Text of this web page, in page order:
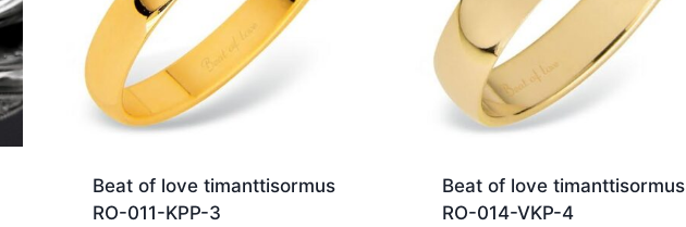
Beat of love timanttisormus
RO-011-KPP-3
Beat of love timanttisormus
RO-014-VKP-4